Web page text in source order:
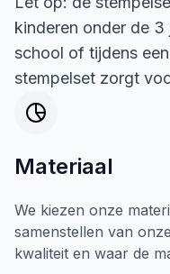
kinderen onder de 3
school of tijdens
stempelset zorgt
Materiaal
We kiezen onze
samenstellen van
kwaliteit en waar de